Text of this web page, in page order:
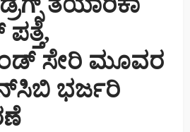
ಪತ್ತೆ,
ಸೇರಿ ಮೂವರ
ಭರ್ಜರಿ